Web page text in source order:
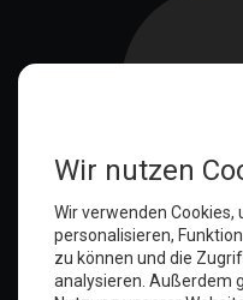
Anmelden